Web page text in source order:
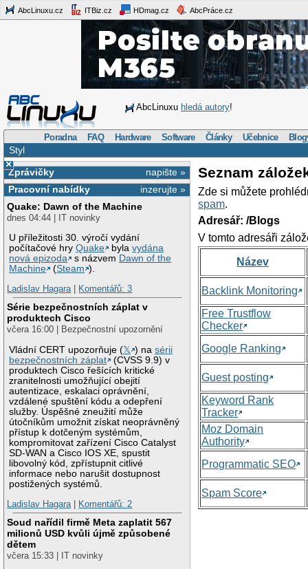
AbcLinuxu.cz ITBiz.cz HDmag.cz AbcPráce.cz
AbcLinuxu hledá autory!
Poradna FAQ Hardware Software Články Učebnice
Styl
×
napište »
Zprávičky
inzerujte »
Pracovní nabídky
Quake: Dawn of the Machine
dnes 04:44 | IT novinky
U příležitosti 30. výročí vydání
počítačové hryQuake bylavydána
nová epizoda
s názvem Dawn of the
Machine
(Steam ).
Ladislav Hagara| Komentářů: 3
Série bezpečnostních záplat v
produktech Cisco
včera 16:00 | Bezpečnostní upozornění
Vládní CERT upozorňuje (𝕏 ) nasérii
bezpečnostních záplat
(CVSS 9.9) v
produktech Cisco řešících kritické
zranitelnosti umožňující obejití
autentizace, eskalaci oprávnění,
vzdálené spuštění kódu a odepření
služby. Úspěšné zneužití může
útočníkům umožnit získat neoprávněný
přístup k dotčeným systémům,
kompromitovat zařízení Cisco Catalyst
SD-WAN a Cisco IOS XE, spustit
libovolný kód, zpřístupnit citlivé
informace nebo narušit dostupnost
postižených systémů.
Ladislav Hagara| Komentářů: 2
Soud nařídil firmě Meta zaplatit 567
milionů USD kvůli újmě způsobené
dětem
včera 15:33 | IT novinky
Seznam
Zde si můžete
spam.
Adresář: /Blogs
V tomto adresáři
Název
Backlink Monitoring
Free Trustflow
Checker
Google Ranking
Guest posting
Keyword Rank
Tracker
Moz Domain
Authority
Programmatic SEO
Spam Score